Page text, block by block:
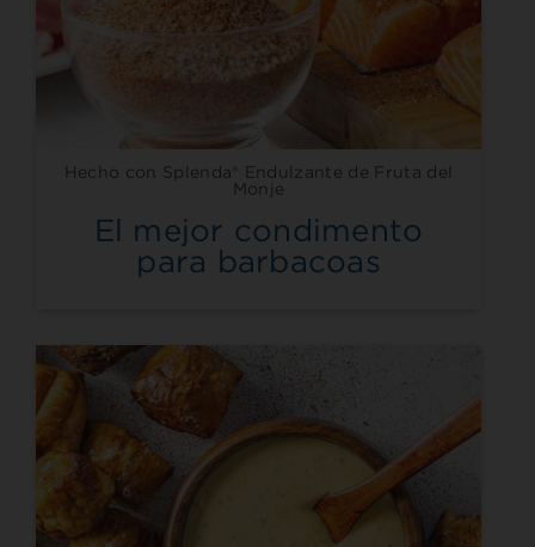
Hecho con Splenda® Endulzante de Fruta del
Monje
El mejor condimento
para barbacoas